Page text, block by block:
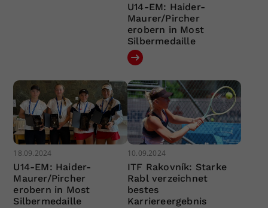
U14-EM: Haider-
Maurer/Pircher
erobern in Most
Silbermedaille
18.09.2024
U14-EM: Haider-
Maurer/Pircher
erobern in Most
Silbermedaille
10.09.2024
ITF Rakovník: Starke
Rabl verzeichnet
bestes
Karriereergebnis